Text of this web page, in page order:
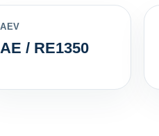
AEV
AE / RE1350